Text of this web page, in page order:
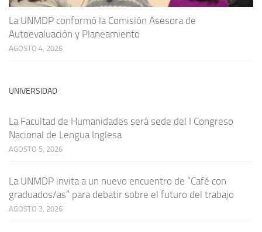
La UNMDP conformó la Comisión Asesora de
Autoevaluación y Planeamiento
AGOSTO 4, 2026
UNIVERSIDAD
La Facultad de Humanidades será sede del I Congreso
Nacional de Lengua Inglesa
AGOSTO 5, 2026
La UNMDP invita a un nuevo encuentro de “Café con
graduados/as” para debatir sobre el futuro del trabajo
AGOSTO 3, 2026